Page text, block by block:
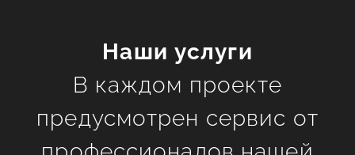
Наши услуги
В каждом проекте
предусмотрен сервис от